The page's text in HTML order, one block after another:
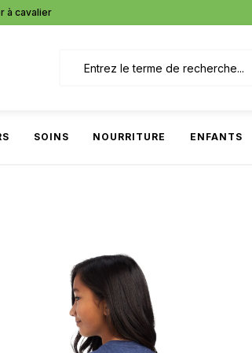
à cavalier
SOINS NOURRITURE ENFANTS